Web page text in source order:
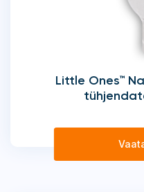
Little Ones™